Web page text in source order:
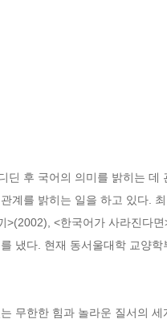
딘 후 국어의 의미를 밝히는
계를 밝히는 일을 하고 있다.
>(2002), <한국어가 사라진다
냈다. 현재 동서울대학 교양학
무한한 힘과 놀라운 질서의